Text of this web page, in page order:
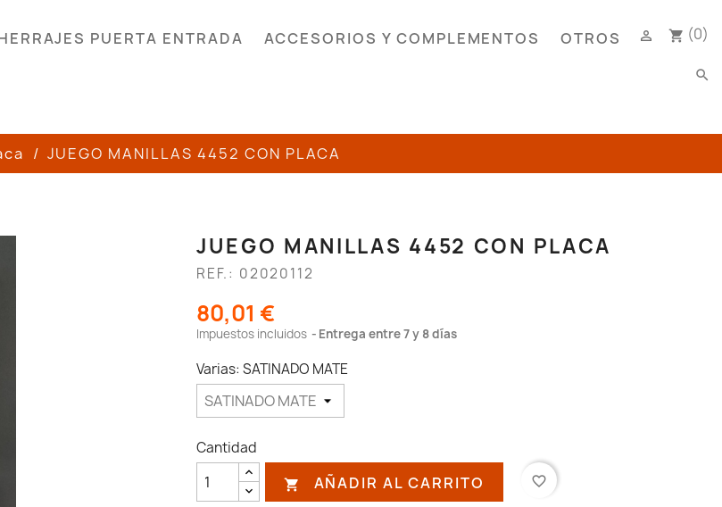
PUERTA ENTRADA ACCESORIOS Y COMPLEMENTOS OTROS shopping_cart (0)

search
JUEGO MANILLAS 4452 CON PLACA
JUEGO MANILLAS 4452 CON PLACA
REF.: 02020112
80,01 €
Impuestos incluidos Entrega entre 7 y 8 días
Varias: SATINADO MATE
Cantidad
 AÑADIR AL CARRITO favorite_border